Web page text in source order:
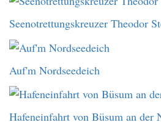
Seenotrettungskreuzer Theodor
Auf'm Nordseedeich
Hafeneinfahrt von Büsum an der